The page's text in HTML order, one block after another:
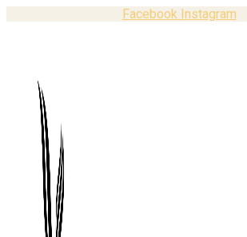
Facebook Instagram